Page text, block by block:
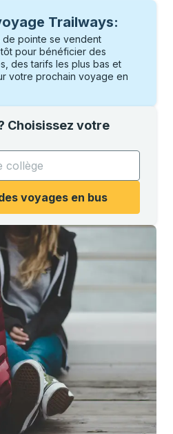
Trailways:
de pointe se vendent
pour bénéficier des
des tarifs les plus bas et
votre prochain voyage en
Choisissez votre
le nom de l'université pour
voyages en bus